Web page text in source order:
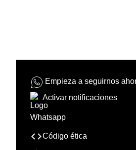
Empieza a seguirnos
Activar notificaciones
Código ética